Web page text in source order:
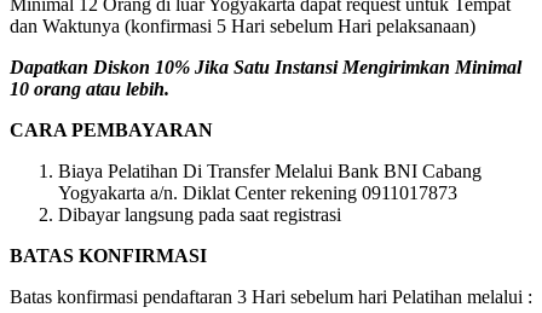
dan Waktunya (konfirmasi 5 Hari sebelum Hari pelaksanaan)
Dapatkan Diskon 10% Jika Satu Instansi Mengirimkan Minimal
10 orang atau lebih.
CARA PEMBAYARAN
Biaya Pelatihan Di Transfer Melalui Bank BNI Cabang
Yogyakarta a/n. Diklat Center rekening 0911017873
Dibayar langsung pada saat registrasi
BATAS KONFIRMASI
Batas konfirmasi pendaftaran 3 Hari sebelum hari Pelatihan melalui :